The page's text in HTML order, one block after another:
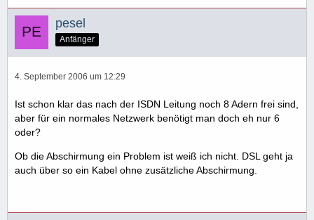
pesel
Anfänger
4. September 2006 um 12:29
Ist schon klar das nach der ISDN Leitung noch 8 Adern frei sind,
aber für ein normales Netzwerk benötigt man doch eh nur 6
oder?
Ob die Abschirmung ein Problem ist weiß ich nicht. DSL geht ja
auch über so ein Kabel ohne zusätzliche Abschirmung.